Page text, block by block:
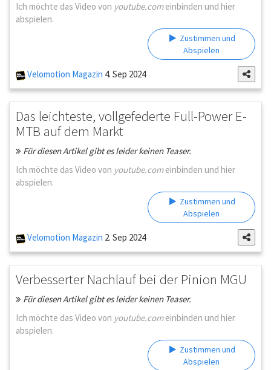
Ich möchte das Video von youtube.comeinbinden und hier
abspielen.
Zustimmen und
Abspielen
Velomotion Magazin 4. Sep 2024
Das leichteste, vollgefederte Full-Power E-
MTB auf dem Markt
Für diesen Artikel gibt es leider keinen Teaser.
Ich möchte das Video von youtube.comeinbinden und hier
abspielen.
Zustimmen und
Abspielen
Velomotion Magazin 2. Sep 2024
Verbesserter Nachlauf bei der Pinion MGU
Für diesen Artikel gibt es leider keinen Teaser.
Ich möchte das Video von youtube.comeinbinden und hier
abspielen.
Zustimmen und
Abspielen